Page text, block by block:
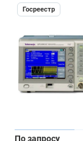
Госреестр
По запросу